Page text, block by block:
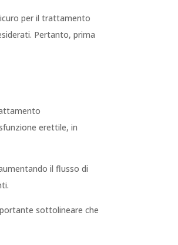
per il trattamento
Pertanto, prima
erettile, in
il flusso di
sottolineare che